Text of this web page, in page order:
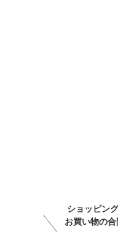
ショッピン
お買い物の